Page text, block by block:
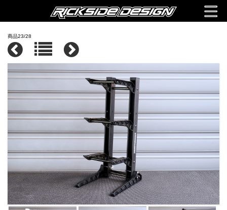
商品23/28